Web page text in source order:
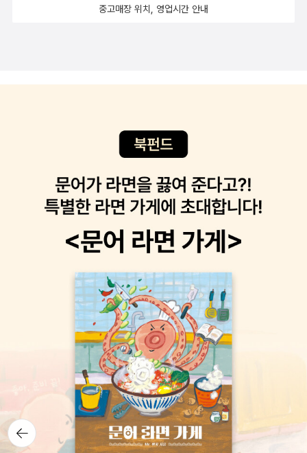
나 사진 같은 시각 자료가 없어 살짝 아쉬웠지만, 시간 가는 줄 모
간이 굉장히 약한 존재라는 생각이 들었다. 지금껏 대장금, 허준
고금을 초월하는 직업정신에 존경을 표하고 싶다. * 이 서평은
뒤로가
기
중고매장 위치, 영업시간 안내